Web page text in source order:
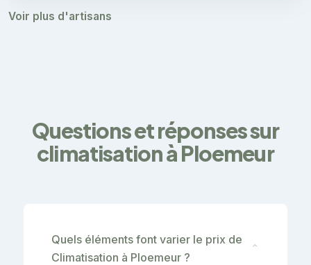
Voir plus d'artisans
Questions et réponses sur
climatisation à Ploemeur
Quels éléments font varier le prix de
Climatisation à Ploemeur ?
⌄